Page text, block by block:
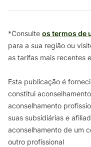
*Consulte os termos de
para a sua região ou
as tarifas mais recentes
Esta publicação é
constitui
aconselhamento
suas subsidiárias e
aconselhamento de um
outro profissional